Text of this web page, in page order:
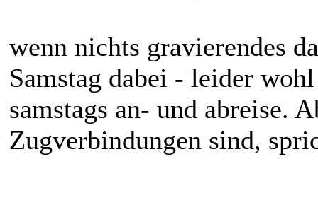
wenn nichts gravierendes
Samstag dabei - leider
samstags an- und abreise.
Zugverbindungen sind,